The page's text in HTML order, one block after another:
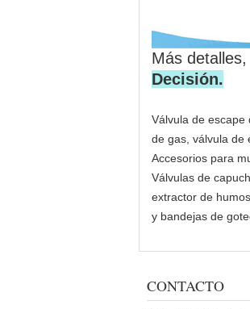
Más
Decisión.
Válvula de escape
de gas, válvula de
Accesorios para
Válvulas de
extractor de
y bandejas de
CONTACTO